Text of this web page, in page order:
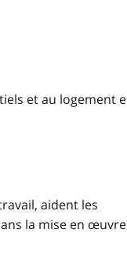
et au logement
aident les
la mise en œuvre